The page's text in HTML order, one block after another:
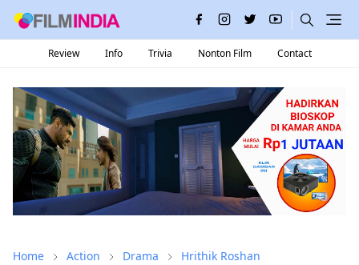
Review Info Trivia Nonton Film Contact
Home Action Drama Hrithik Roshan